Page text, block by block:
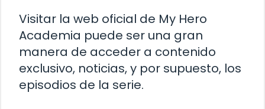
Visitar la web oficial de My Hero
Academia puede ser una gran
manera de acceder a contenido
exclusivo, noticias, y por supuesto, los
episodios de la serie.